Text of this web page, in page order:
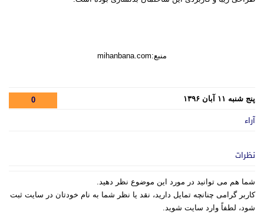
منبع:mihanbana.com
پنج شنبه ۱۱ آبان ۱۳۹۶ 0
آراء
نظرات
شما هم می توانید در مورد این موضوع نظر دهید.
کاربر گرامی چنانچه تمایل دارید، نقد یا نظر شما به نام خودتان در سایت ثبت
شود، لطفاً وارد سایت شوید.